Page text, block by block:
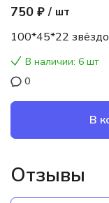
750 ₽ / шт
100*45*22
В наличии: 6 шт
0
В
Отзывы